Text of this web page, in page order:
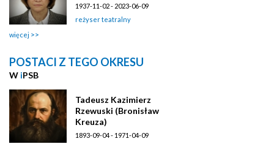
1937-11-02 - 2023-06-09
reżyser teatralny
więcej
POSTACI Z TEGO OKRESU
W iPSB
Tadeusz Kazimierz
Rzewuski (Bronisław
Kreuza)
1893-09-04 - 1971-04-09